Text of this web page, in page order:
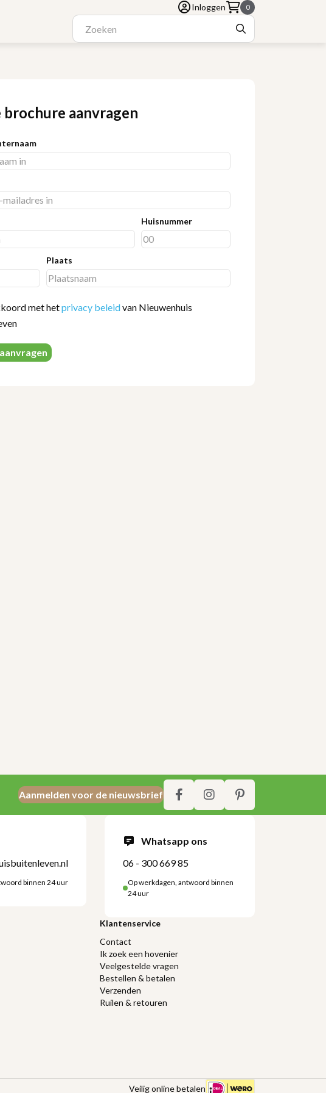
Inloggen 0
brochure aanvragen
Huisnummer
Plaats
met hetprivacy beleidvan Nieuwenhuis
Aanmelden voor de nieuwsbrief
binnen 24 uur
Whatsapp ons
06 - 300 669 85
Op werkdagen, antwoord binnen
24 uur
Klantenservice
Contact
Ik zoek een hovenier
Veelgestelde vragen
Bestellen & betalen
Verzenden
Ruilen & retouren
Veilig online betalen